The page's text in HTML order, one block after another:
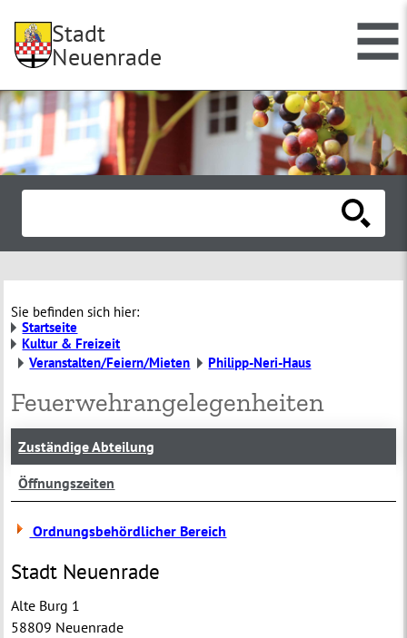
Stadt
Neuenrade
Sie befinden sich hier:
Startseite
Kultur & Freizeit
Veranstalten/Feiern/Mieten
Philipp-Neri-Haus
Feuerwehrangelegenheiten
Zuständige Abteilung
Öffnungszeiten
Ordnungsbehördlicher Bereich
Stadt Neuenrade
Alte Burg 1
58809 Neuenrade